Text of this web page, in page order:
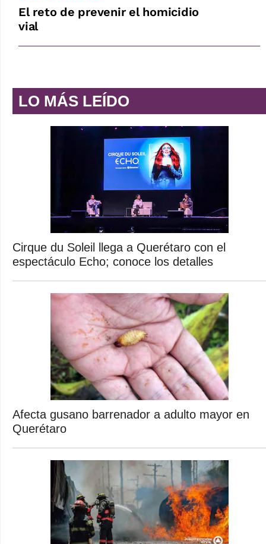
El reto de prevenir el homicidio
vial
LO MÁS LEÍDO
Cirque du Soleil llega a Querétaro con el
espectáculo Echo; conoce los detalles
Afecta gusano barrenador a adulto mayor en
Querétaro